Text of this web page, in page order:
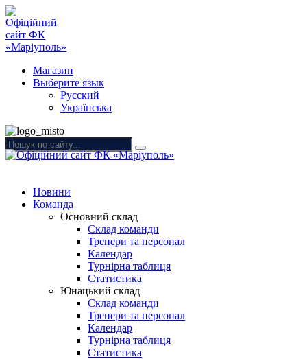
Магазин
Выберите язык
Русский
Українська
Новини
Команда
Основний склад
Склад команди
Тренери та персонал
Календар
Турнірна таблиця
Статистика
Юнацький склад
Склад команди
Тренери та персонал
Календар
Турнірна таблиця
Статистика